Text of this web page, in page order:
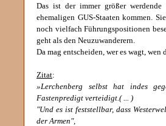
Das ist der immer größer
ehemaligen GUS-Staaten kommen.
noch vielfach Führungspositionen
geht als den Neuzuwanderern.
Da mag entscheiden, wer es wagt,
Zitat:
»Lerchenberg selbst hat indes
Fastenpredigt verteidigt.( ... )
"Und es ist feststellbar, dass
der Armen",